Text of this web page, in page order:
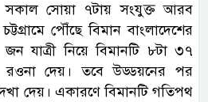
সকাল সোয়া ৭টায় সংযুক্ত আরব
পৌঁছে বিমান বাংলাদেশের
যাত্রী নিয়ে বিমানটি ৮টা ৩৭
রওনা দেয়। তবে উড্ডয়নের পর
দেখা দেয়। একারণে বিমানটি গতিপথ